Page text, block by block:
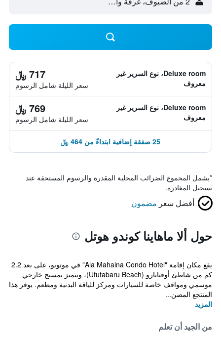
Deluxe room، نوع السرير غير
معروف
717 ﷼
سعر الليلة شامل الرسوم
Deluxe room، نوع السرير غير
معروف
769 ﷼
سعر الليلة شامل الرسوم
25 صفقة إضافية ابتداءً من 464 ﷼
*يشمل المجموع الضرائب المحلية المقدرة والرسوم المستحقة عند
تسجيل المغادرة.
أفضل سعر مضمون
حول ألا ماهاينا كوندو هوتل
يقع مكان إقامة "Ala Mahaina Condo Hotel" في موتوبو، على بعد 2.2
كم من شاطئ أوفتابارو (Ufutabaru Beach)، ويتميز بمسبح خارجي
موسمي ومواقف خاصة للسيارات ومركز للياقة البدنية ومطعم. يوفر هذا
المنتجع المصن...
المزيد
من الجيد أن تعلم